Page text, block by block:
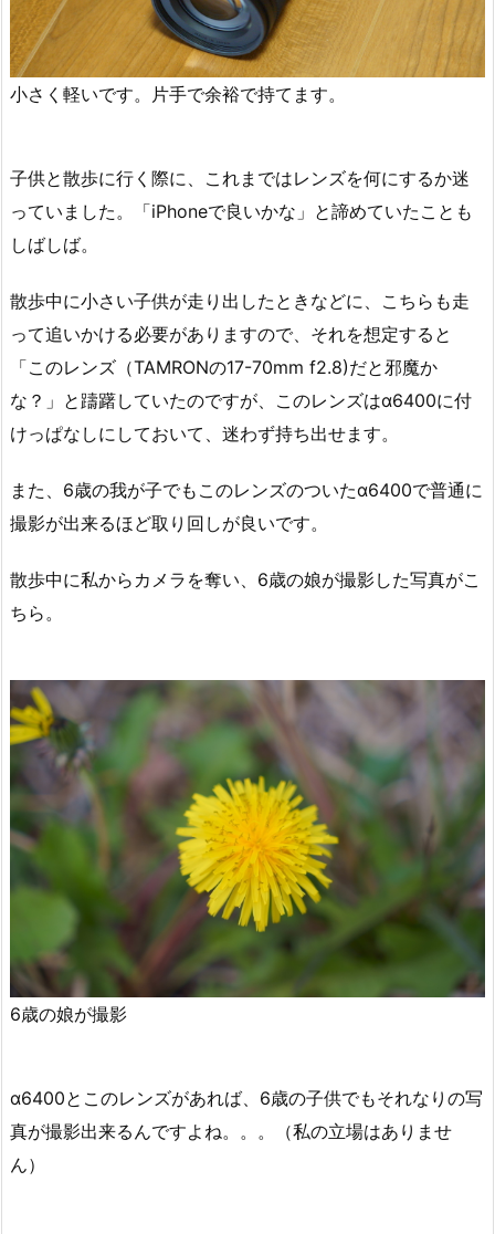
小さく軽いです。片手で余裕で持てます。
子供と散歩に行く際に、これまではレンズを何にするか迷
っていました。「iPhoneで良いかな」と諦めていたことも
しばしば。
散歩中に小さい子供が走り出したときなどに、こちらも走
って追いかける必要がありますので、それを想定すると
「このレンズ（TAMRONの17-70mm f2.8)だと邪魔か
な？」と躊躇していたのですが、このレンズはα6400に付
けっぱなしにしておいて、迷わず持ち出せます。
また、6歳の我が子でもこのレンズのついたα6400で普通に
撮影が出来るほど取り回しが良いです。
散歩中に私からカメラを奪い、6歳の娘が撮影した写真がこ
ちら。
6歳の娘が撮影
α6400とこのレンズがあれば、6歳の子供でもそれなりの写
真が撮影出来るんですよね。。。（私の立場はありませ
ん）